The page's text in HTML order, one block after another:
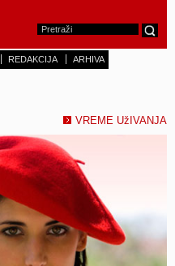
REDAKCIJA ARHIVA
VREME UžIVANJA